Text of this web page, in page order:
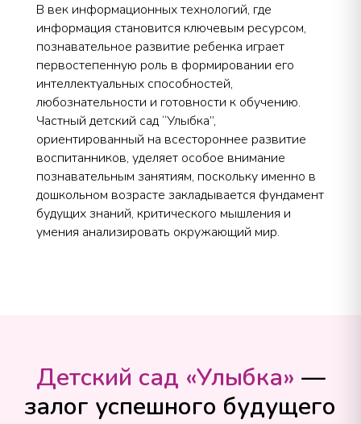
В век информационных технологий, где
информация становится ключевым ресурсом,
познавательное развитие ребенка играет
первостепенную роль в формировании его
интеллектуальных способностей,
любознательности и готовности к обучению.
Частный детский сад “Улыбка”,
ориентированный на всестороннее развитие
воспитанников, уделяет особое внимание
познавательным занятиям, поскольку именно в
дошкольном возрасте закладывается фундамент
будущих знаний, критического мышления и
умения анализировать окружающий мир.
Детский сад «Улыбка» —
залог успешного будущего